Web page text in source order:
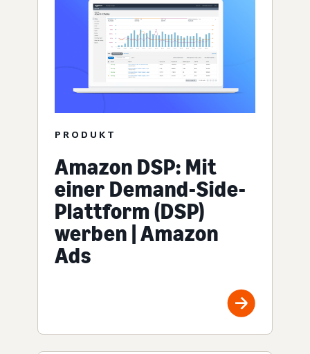
PRODUKT
Amazon DSP: Mit
einer Demand-Side-
Plattform (DSP)
werben | Amazon
Ads